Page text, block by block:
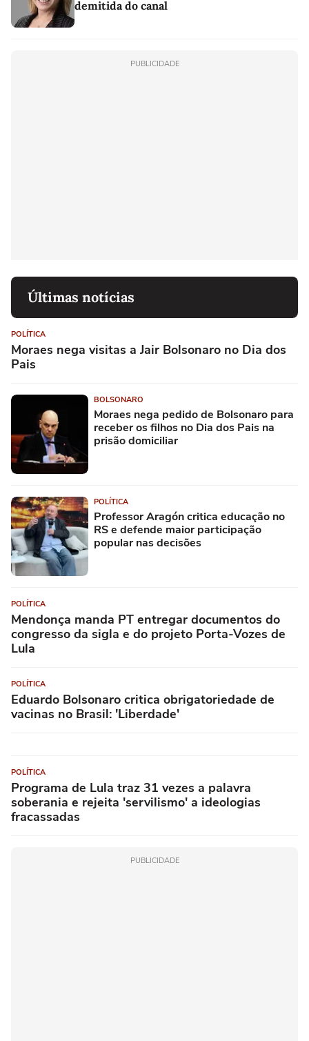
demitida do canal
PUBLICIDADE
Últimas notícias
POLÍTICA
Moraes nega visitas a Jair Bolsonaro no Dia dos
Pais
BOLSONARO
Moraes nega pedido de Bolsonaro para
receber os filhos no Dia dos Pais na
prisão domiciliar
POLÍTICA
Professor Aragón critica educação no
RS e defende maior participação
popular nas decisões
POLÍTICA
Mendonça manda PT entregar documentos do
congresso da sigla e do projeto Porta-Vozes de
Lula
POLÍTICA
Eduardo Bolsonaro critica obrigatoriedade de
vacinas no Brasil: 'Liberdade'
POLÍTICA
Programa de Lula traz 31 vezes a palavra
soberania e rejeita 'servilismo' a ideologias
fracassadas
PUBLICIDADE